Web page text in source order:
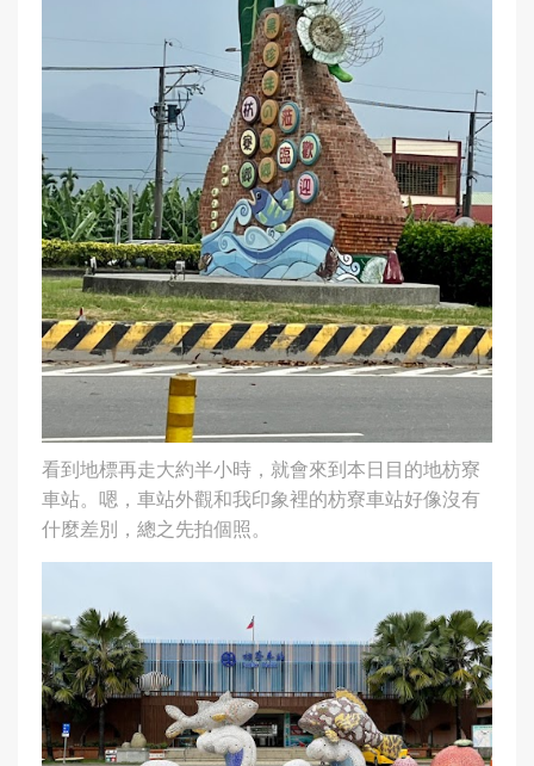
看到地標再走大約半小時，就會來到本日目的地枋寮
車站。嗯，車站外觀和我印象裡的枋寮車站好像沒有
什麼差別，總之先拍個照。